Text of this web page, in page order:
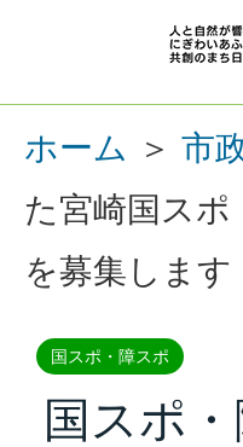
ホーム ＞ 市
た宮崎国ス
を募集します
国スポ・障スポ
国スポ